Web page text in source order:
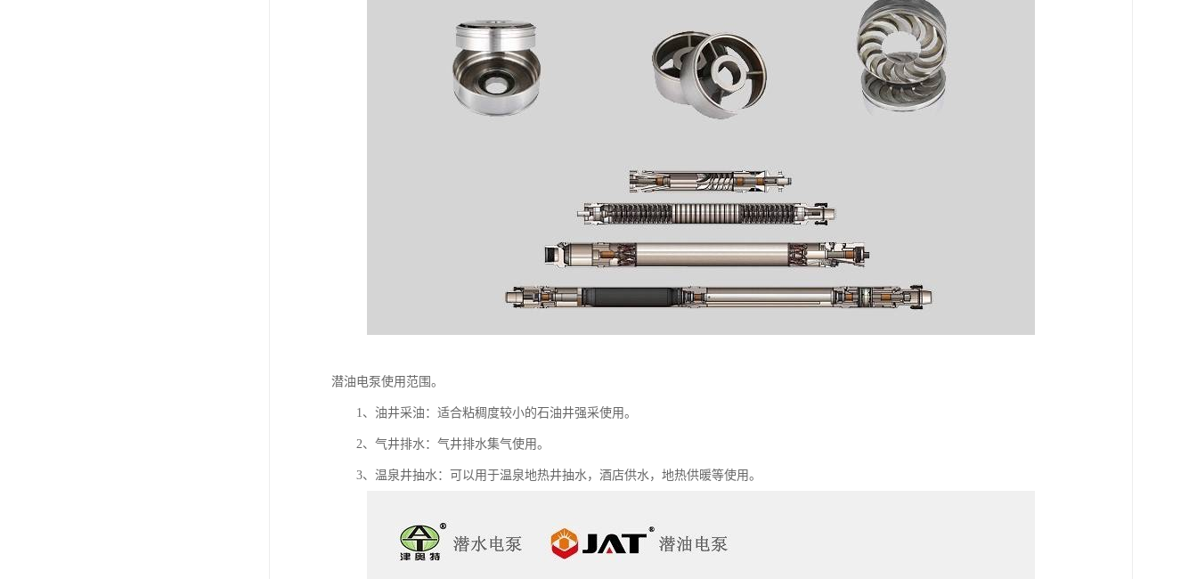
潜油电泵使用范围。
1、油井采油：适合粘稠度较小的石油井强采使用。
2、气井排水：气井排水集气使用。
3、温泉井抽水：可以用于温泉地热井抽水，酒店供水，地热供暖等使用。